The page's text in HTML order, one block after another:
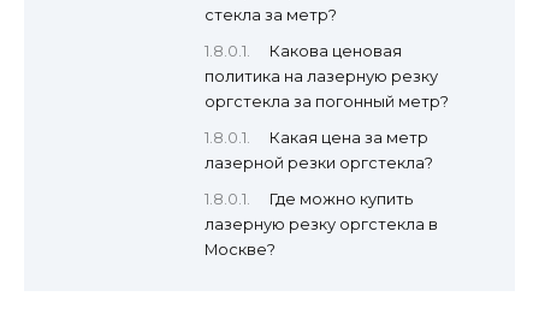
стекла за метр?
Какова ценовая
политика на лазерную резку
оргстекла за погонный метр?
Какая цена за метр
лазерной резки оргстекла?
Где можно купить
лазерную резку оргстекла в
Москве?